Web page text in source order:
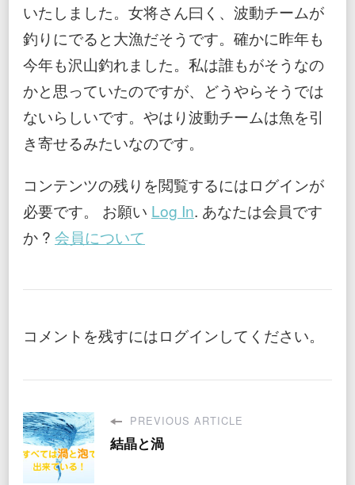
いたしました。女将さん曰く、波動チームが
釣りにでると大漁だそうです。確かに昨年も
今年も沢山釣れました。私は誰もがそうなの
かと思っていたのですが、どうやらそうでは
ないらしいです。やはり波動チームは魚を引
き寄せるみたいなのです。
コンテンツの残りを閲覧するにはログインが
必要です。 お願い Log In. あなたは会員です
か ? 会員について
コメントを残すにはログインしてください。
PREVIOUS ARTICLE
結晶と渦